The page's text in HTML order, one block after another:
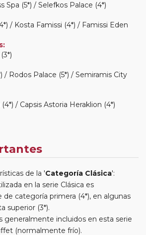
Spa (5*) / Selefkos Palace (4*)
/ Kosta Famissi (4*) / Famissi Eden
/ Rodos Palace (5*) / Semiramis City
/ Capsis Astoria Heraklion (4*)
de la 'Categoría Clásica':
en la serie Clásica es
de categoría primera (4*), en algunas
superior (3*).
generalmente incluidos en esta serie
(normalmente frío).